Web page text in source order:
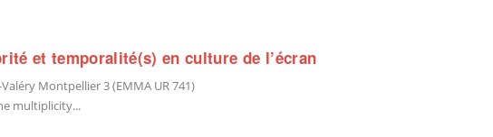
et temporalité(s) en culture de l’écran
Montpellier 3 (EMMA UR 741)
multiplicity...